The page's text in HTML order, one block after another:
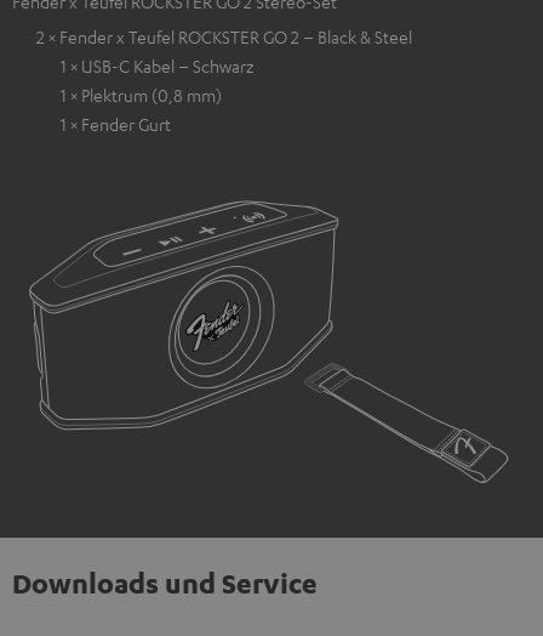
2 × Fender x Teufel ROCKSTER GO 2 – Black & Steel
1 × USB-C Kabel – Schwarz
1 × Plektrum (0,8 mm)
1 × Fender Gurt
Downloads und Service